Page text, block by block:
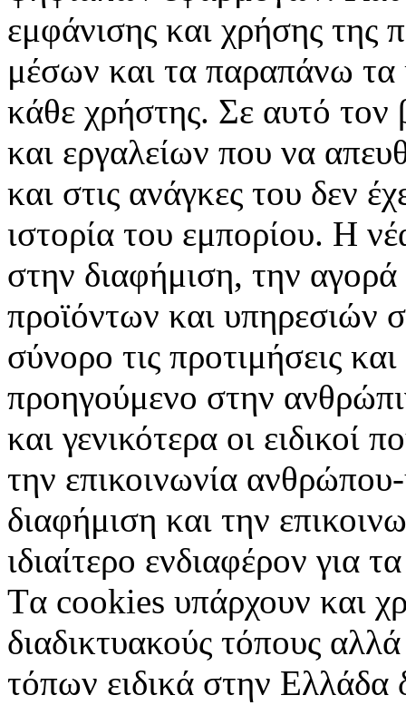
εμφάνισης και χρήσης της
μέσων και τα παραπάνω τα
κάθε χρήστης. Σε αυτό
και εργαλείων που να
και στις ανάγκες του δεν
ιστορία του εμπορίου. Η
στην διαφήμιση, την
προϊόντων και υπηρεσιών
σύνορο τις προτιμήσεις
προηγούμενο στην
και γενικότερα οι ειδικοί
την επικοινωνία
διαφήμιση και την
ιδιαίτερο ενδιαφέρον για
Tα cookies υπάρχουν και
διαδικτυακούς τόπους
τόπων ειδικά στην Ελλάδα